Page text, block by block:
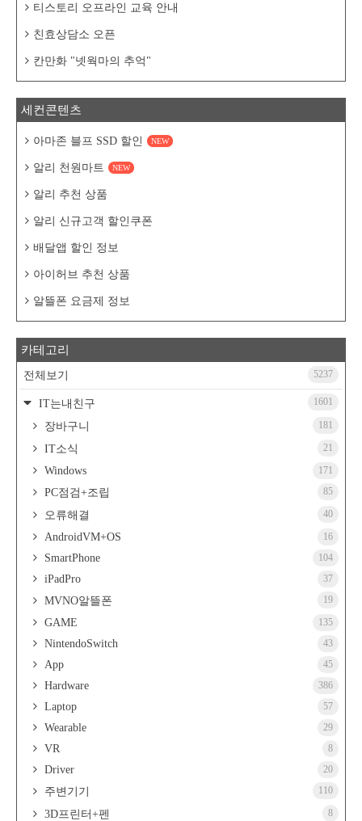
티스토리 오프라인 교육 안내
친효상담소 오픈
칸만화 "넷웍마의 추억"
세컨콘텐츠
아마존 블프 SSD 할인 NEW
알리 천원마트 NEW
알리 추천 상품
알리 신규고객 할인쿠폰
배달앱 할인 정보
아이허브 추천 상품
알뜰폰 요금제 정보
카테고리
전체보기 5237
IT는내친구 1601
장바구니 181
IT소식 21
Windows 171
PC점검+조립 85
오류해결 40
AndroidVM+OS 16
SmartPhone 104
iPadPro 37
MVNO알뜰폰 19
GAME 135
NintendoSwitch 43
App 45
Hardware 386
Laptop 57
Wearable 29
VR 8
Driver 20
주변기기 110
3D프린터+펜 8